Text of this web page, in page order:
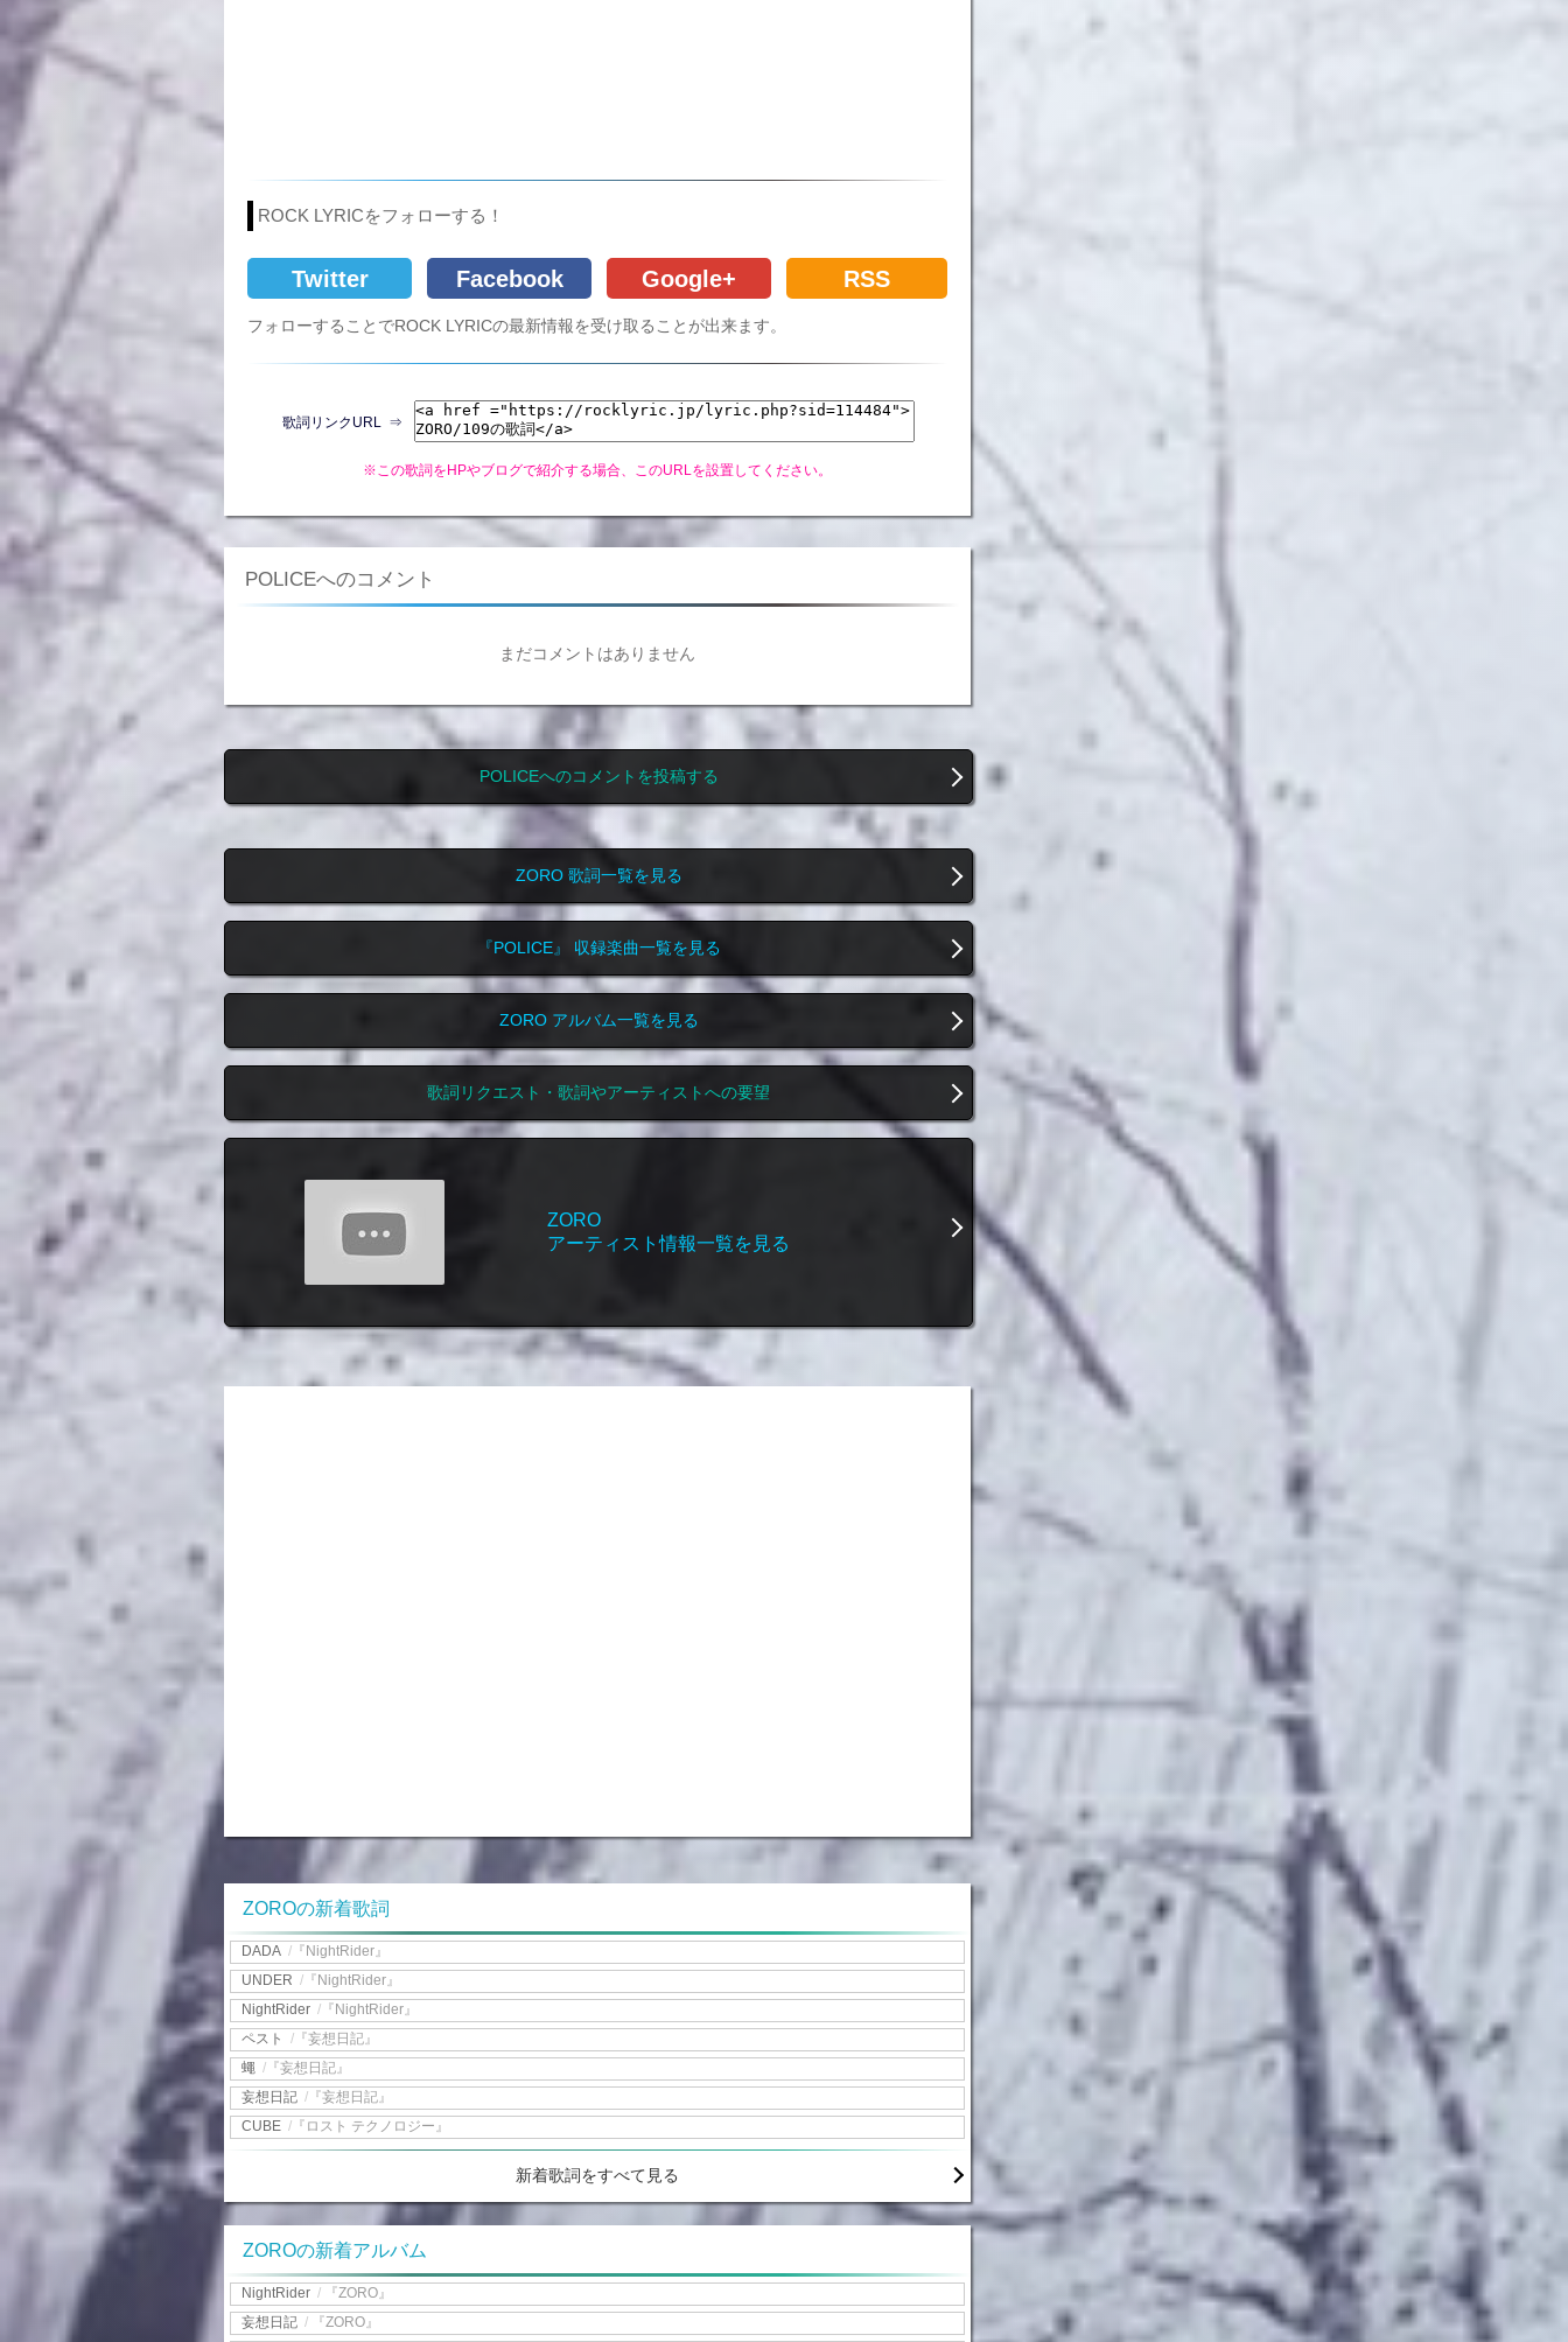
ROCK LYRICをフォローする！
Twitter Facebook Google+ RSS
フォローすることでROCK LYRICの最新情報を受け取ることが出来ます。
歌詞リンクURL ⇒
※この歌詞をHPやブログで紹介する場合、このURLを設置してください。
POLICEへのコメント
まだコメントはありません
POLICEへのコメントを投稿する
ZORO 歌詞一覧を見る
『POLICE』 収録楽曲一覧を見る
ZORO アルバム一覧を見る
歌詞リクエスト・歌詞やアーティストへの要望
ZORO
アーティスト情報一覧を見る
ZOROの新着歌詞
DADA / 『NightRider』
UNDER / 『NightRider』
NightRider / 『NightRider』
ペスト / 『妄想日記』
蠅 / 『妄想日記』
妄想日記 / 『妄想日記』
CUBE / 『ロスト テクノロジー』
新着歌詞をすべて見る
ZOROの新着アルバム
NightRider /
『ZORO』
妄想日記 / 『ZORO』